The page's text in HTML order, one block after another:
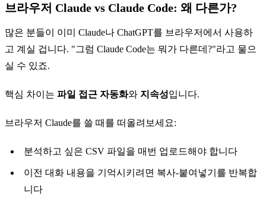
브라우저 Claude vs Claude Code: 왜 다른가?
많은 분들이 이미 Claude나 ChatGPT를 브라우저에서 사용하
고 계실 겁니다. "그럼 Claude Code는 뭐가 다른데?"라고 물으
실 수 있죠.
핵심 차이는 파일 접근 자동화와 지속성입니다.
브라우저 Claude를 쓸 때를 떠올려보세요:
분석하고 싶은 CSV 파일을 매번 업로드해야 합니다
이전 대화 내용을 기억시키려면 복사-붙여넣기를 반복합
니다